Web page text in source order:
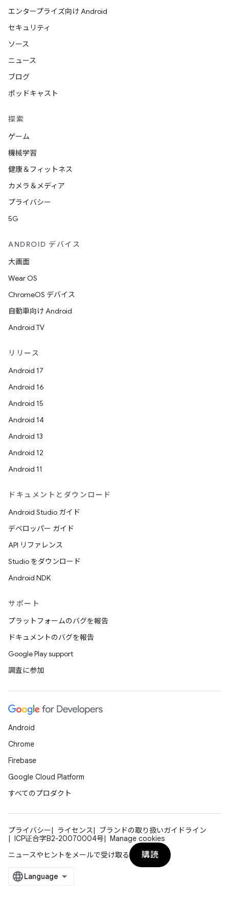
エンタープライズ向け Android
セキュリティ
ソース
ニュース
ブログ
ポッドキャスト
探索
ゲーム
機械学習
健康＆フィットネス
カメラ＆メディア
プライバシー
5G
ANDROID デバイス
大画面
Wear OS
ChromeOS デバイス
自動車向け Android
Android TV
リリース
Android 17
Android 16
Android 15
Android 14
Android 13
Android 12
Android 11
ドキュメントとダウンロード
Android Studio ガイド
デベロッパー ガイド
API リファレンス
Studio をダウンロード
Android NDK
サポート
プラットフォームのバグを報告
ドキュメントのバグを報告
Google Play support
調査に参加
Android
Chrome
Firebase
Google Cloud Platform
すべてのプロダクト
プライバシー ライセンス
ブランドの取り扱いガイドライン
ICP证合字B2-20070004号
Manage cookies
ニュースやヒントをメールで受け取る
購読